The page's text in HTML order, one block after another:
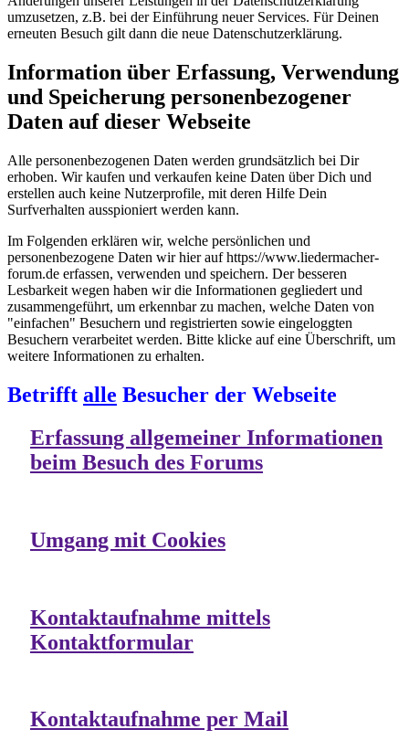
umzusetzen, z.B. bei der Einführung neuer Services. Für Deinen
erneuten Besuch gilt dann die neue Datenschutzerklärung.
Information über Erfassung, Verwendung
und Speicherung personenbezogener
Daten auf dieser Webseite
Alle personenbezogenen Daten werden grundsätzlich bei Dir
erhoben. Wir kaufen und verkaufen keine Daten über Dich und
erstellen auch keine Nutzerprofile, mit deren Hilfe Dein
Surfverhalten ausspioniert werden kann.
Im Folgenden erklären wir, welche persönlichen und
personenbezogene Daten wir hier auf https://www.liedermacher-
forum.de erfassen, verwenden und speichern. Der besseren
Lesbarkeit wegen haben wir die Informationen gegliedert und
zusammengeführt, um erkennbar zu machen, welche Daten von
"einfachen" Besuchern und registrierten sowie eingeloggten
Besuchern verarbeitet werden. Bitte klicke auf eine Überschrift, um
weitere Informationen zu erhalten.
Betrifft alle Besucher der Webseite
Erfassung allgemeiner Informationen
beim Besuch des Forums
Umgang mit Cookies
Kontaktaufnahme mittels
Kontaktformular
Kontaktaufnahme per Mail